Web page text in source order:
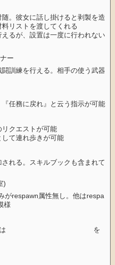
。彼女に話し掛けると剥製を造
リストを渡してくれる
るが、設置は一度に行われない
ー
訓練を行える。相手の使う武器
『任務に戻れ』と云う指示が可能
クエストが可能
して連れ歩きが可能
れる。スキルブックも含まれて
)
がrespawn属性無し。他はrespa
様
を